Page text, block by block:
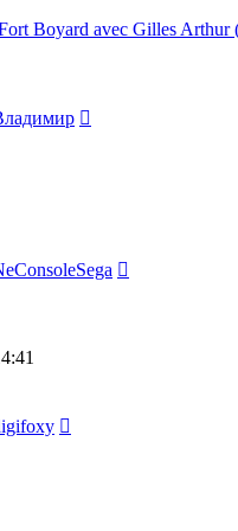
Boyard avec Gilles Arthur